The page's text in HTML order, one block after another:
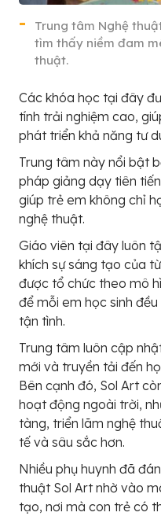
Trung tâm Nghệ
tìm thấy niềm đam
thuật.
Các khóa học tại đây
tính trải nghiệm cao,
phát triển khả năng tư
Trung tâm này nổi bật
pháp giảng dạy tiên
giúp trẻ em không chỉ
nghệ thuật.
Giáo viên tại đây luôn
khích sự sáng tạo của
được tổ chức theo mô
để mỗi em học sinh
tận tình.
Trung tâm luôn cập
mới và truyền tải đến
Bên cạnh đó, Sol Art
hoạt động ngoài trời,
tàng, triển lãm nghệ
tế và sâu sắc hơn.
Nhiều phụ huynh đã
thuật Sol Art nhờ vào
tạo, nơi mà con trẻ có